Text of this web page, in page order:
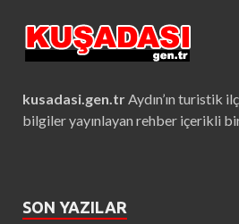
kusadasi.gen.trAydın’ın turistik
bilgiler yayınlayan rehber içerikli
SON YAZILAR